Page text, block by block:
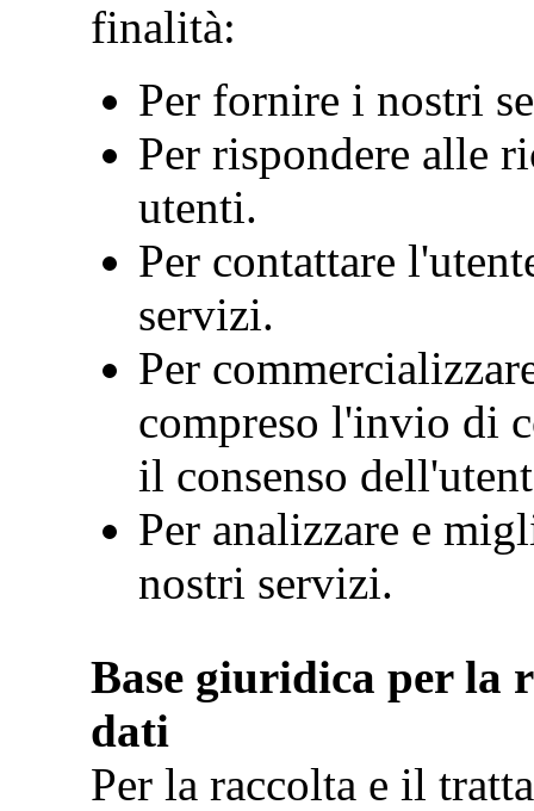
finalità:
Per fornire i nostri
Per rispondere alle
utenti.
Per contattare
servizi.
Per
compreso l'invio di
il consenso
Per analizzare e
nostri servizi.
Base giuridica per la
dati
Per la raccolta e il